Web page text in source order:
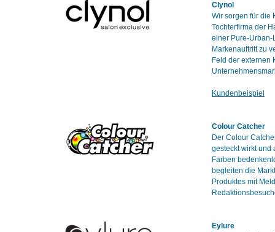
Clynol
Wir sorgen für die
Tochterfirma der
einer Pure-Urban-
Markenauftritt zu
Feld der externen
Kundenbeispiel
Colour Catcher
Der Colour
gesteckt wirkt und
Farben
begleiten die
Produktes mit
Eylure